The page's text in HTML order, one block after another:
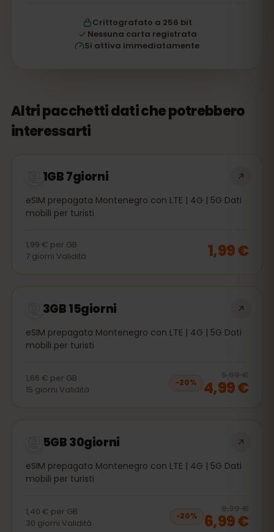
Crittografato a 256 bit
Nessuna carta registrata
Si attiva immediatamente
Altri pacchetti dati che potrebbero
interessarti
1GB 7giorni
eSIM prepagata Montenegro con LTE | 4G | 5G Dati
mobili per turisti
1,99 € per GB
7 giorni Validità 1,99 €
3GB 15giorni
eSIM prepagata Montenegro con LTE | 4G | 5G Dati
mobili per turisti
1,66 € per GB
15 giorni Validità
−20%
5,99 €
4,99 €
5GB 30giorni
eSIM prepagata Montenegro con LTE | 4G | 5G Dati
mobili per turisti
1,40 € per GB
30 giorni Validità
−20%
8,99 €
6,99 €